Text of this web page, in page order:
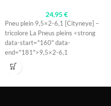
24,95€
Pneu plein 9,5×2-6,1 [Cityneye] –
tricolore La Pneus pleins <strong
data-start="160" data-
end="181">9,5×2-6,1
Cityeye</strong> en finition <strong
data-start="193" data-